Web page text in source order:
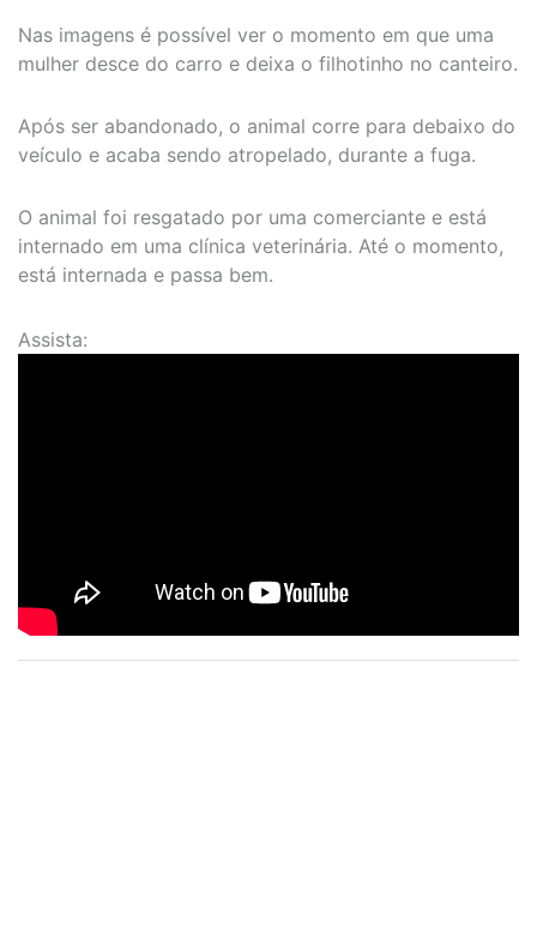
Nas imagens é possível ver o momento em que uma
mulher desce do carro e deixa o filhotinho no canteiro.
Após ser abandonado, o animal corre para debaixo do
veículo e acaba sendo atropelado, durante a fuga.
O animal foi resgatado por uma comerciante e está
internado em uma clínica veterinária. Até o momento,
está internada e passa bem.
Assista: